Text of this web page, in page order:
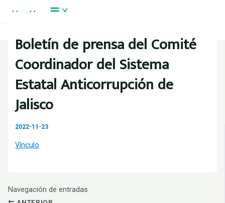
Ir al contenido
Main Menu
Boletín de prensa del Comité
Coordinador del Sistema
Estatal Anticorrupción de
Jalisco
2022-11-23
Vínculo
Navegación de entradas